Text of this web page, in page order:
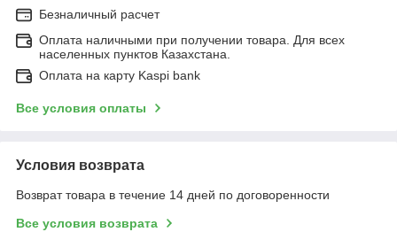
Безналичный расчет
Оплата наличными при получении товара. Для всех
населенных пунктов Казахстана.
Оплата на карту Kaspi bank
Все условия оплаты
Условия возврата
Возврат товара в течение 14 дней по договоренности
Все условия возврата